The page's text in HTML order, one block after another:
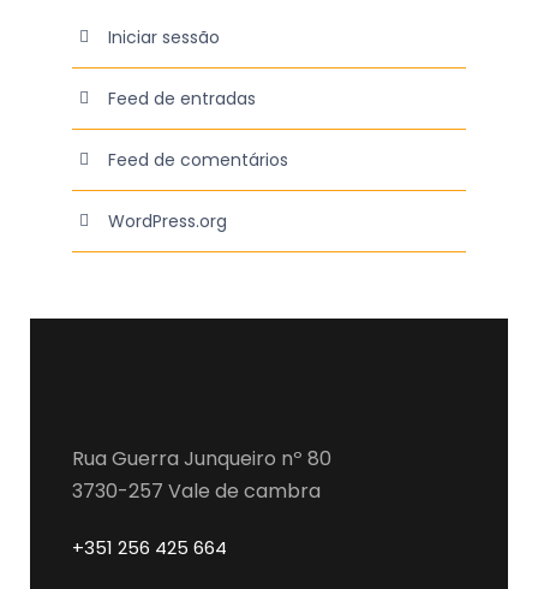
Iniciar sessão
Feed de entradas
Feed de comentários
WordPress.org
Rua Guerra Junqueiro nº 80
3730-257 Vale de cambra
+351 256 425 664